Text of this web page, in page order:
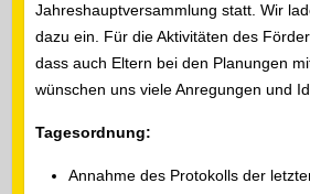
Jahreshauptversammlung statt. Wir
dazu ein. Für die Aktivitäten des
dass auch Eltern bei den Planungen
wünschen uns viele Anregungen und
Tagesordnung:
Annahme des Protokolls der